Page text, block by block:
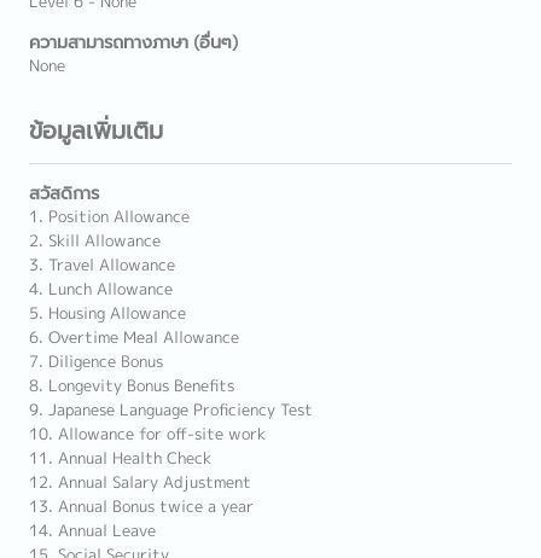
ความสามารถทางภาษา (อื่นๆ)
None
ข้อมูลเพิ่มเติม
สวัสดิการ
1. Position Allowance
2. Skill Allowance
3. Travel Allowance
4. Lunch Allowance
5. Housing Allowance
6. Overtime Meal Allowance
7. Diligence Bonus
8. Longevity Bonus Benefits
9. Japanese Language Proficiency Test
10. Allowance for off-site work
11. Annual Health Check
12. Annual Salary Adjustment
13. Annual Bonus twice a year
14. Annual Leave